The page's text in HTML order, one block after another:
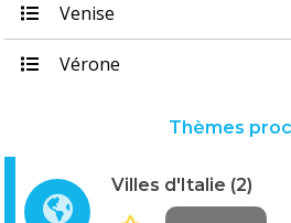
Venise
Vérone
Thèmes
Villes d'Italie (2)